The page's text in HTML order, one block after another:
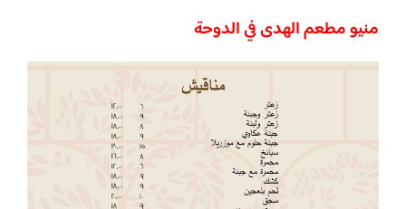
منيو مطعم الهدى في الدوحة